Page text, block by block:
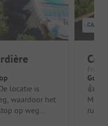
waardoor het
op weg
👍